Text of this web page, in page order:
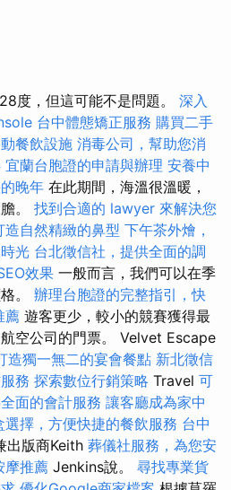
度，但這可能不是問題。 深入
台中體態矯正服務 購買二手
餐飲設施 消毒公司，幫助您消
宜蘭台胞證的申請與辦理 安養中
晚年 在此期間，海溫很溫暖，
。 找到合適的 lawyer 來解決您
造自然精緻的鼻型 下午茶外燴，
光 台北徵信社，提供全面的調
效果 一般而言，我們可以在季
。 辦理台胞證的完整指引，快
薦 遊客更少，較小的競賽獲得最
空公司的門票。 Velvet Escape
造獨一無二的宴會餐點 新北徵信
務 探索數位行銷策略 Travel 可
面的會計服務 讓客廳成為家中
選擇，方便快捷的餐飲服務 台中
出版商Keith 葬儀社服務，為您安
摩推薦 Jenkins說。 尋找專業貨